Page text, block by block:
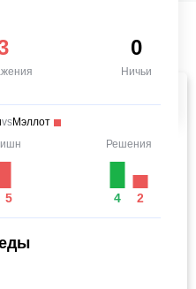
0
Ничьи
vsМэллот
5
Решения
4 2